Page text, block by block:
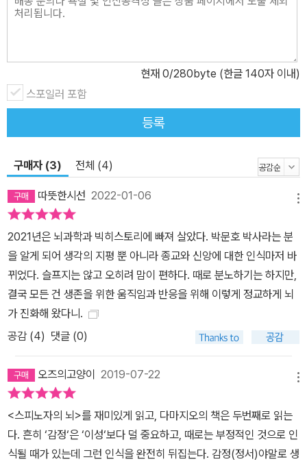
다세포생물로 진화하면서 복잡한 사회적 행동을 습득해 나간 것으로
고는 생물학적인 진실과 맞지 않는다. 느낌이 있었다. 느낌은 인간이
질문을 던지고 대상을 이해하고 문제를 해결해 나가는 과정, 즉 창조
적 지성이라고 여겨지는 정신 활동의 촉매제로서 지성 이전에 존재해
왔다. 그리고 느낌과 함께 주목해야 하는 개념이 바로 ‘항상성’이다.
으로 나타나고 항상성이 적절한 수준으로 유지되고 있을 때 긍정적인
느낌을 받는 식으로 둘은 연결되어 작동한다. 여기서 항상성은 균형
과 안정과 같은 “중립적 상태”가 아니다. “좀 더 편안하고 좋은 상태
를 향해 스스로를 상향 조절하는 생명의 작용”이다. 항상성은 고등 생
물뿐만 아니라 단세포동물, 뇌는 고사하고 심지어 핵도 가지고 있지
않은 박테리아 수준에서도 발견할 수 있는 생명의 기본 메커니즘이
다. 이러한 항상성은 자연선택과 합리적인 이성에 의한 선택의 이면
의 생명체가 마주했을 항상성의 요구가 유전물질보다 먼저 나타났을
은 “안토니오 다마지오가 평생 연구해 온 신경계의 형성과 감정, 의식
의 출현과 창조성 등을 진화적인 관점에서 재조명했다는 점에서 큰
의의가 있다”고 평한다. “생명의 역사에서 유전자의 출현 시점보다
항상성의 요구가 더 먼저 있었다는 것”, 그리고 “복잡한 신경계도 사
실은 감정을 조절하는 더욱 정교한 도구로서 뒤늦게 진화했다는 것”.
현재 0/280byte (한글 140자 이내)
스포일러 포함
등록
구매자 (3) 전체 (4)
따뜻한시선 2022-01-06
2021년은 뇌과학과 빅히스토리에 빠져 살았다. 박문호 박사라는 분
을 알게 되어 생각의 지평 뿐 아니라 종교와 신앙에 대한 인식마저 바
뀌었다. 슬프지는 않고 오히려 맘이 편하다. 때로 분노하기는 하지만,
결국 모든 건 생존을 위한 움직임과 반응을 위해 이렇게 정교하게 뇌
가 진화해 왔다니.
공감 (4) 댓글 (0)
오즈의고양이 2019-07-22
<스피노자의 뇌>를 재미있게 읽고, 다마지오의 책은 두번째로 읽는
다. 흔히 ‘감정‘은 ‘이성‘보다 덜 중요하고, 때로는 부정적인 것으로 인
식될 때가 있는데 그런 인식을 완전히 뒤집는다. 감정(정서)야말로 생